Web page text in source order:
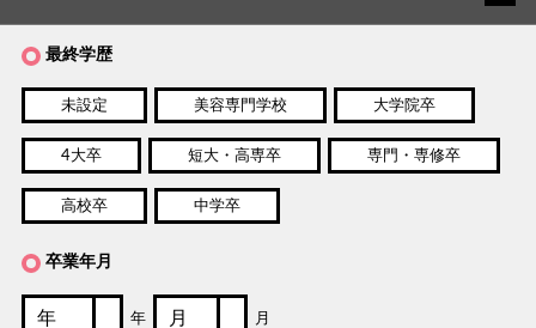
最終学歴
未設定 美容専門学校 大学院卒
4大卒 短大・高専卒 専門・専修卒
高校卒 中学卒
卒業年月
年 月